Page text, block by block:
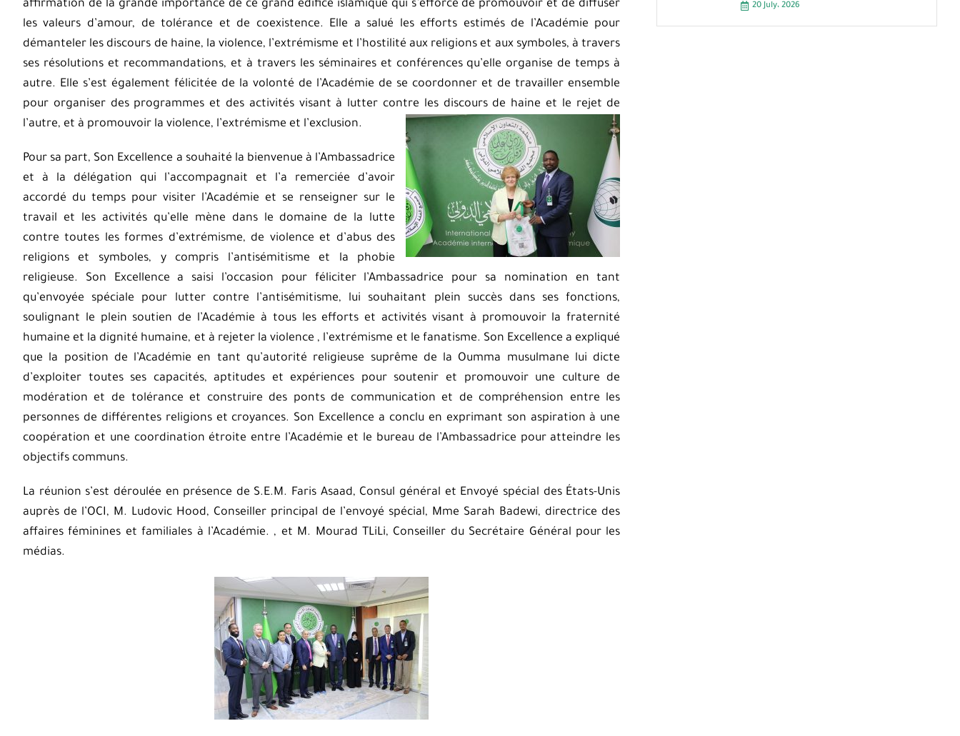
affirmation de la grande importance de ce grand édifice islamique qui s’efforce de promouvoir et de diffuser
les valeurs d’amour, de tolérance et de coexistence. Elle a salué les efforts estimés de l’Académie pour
démanteler les discours de haine, la violence, l’extrémisme et l’hostilité aux religions et aux symboles, à travers
ses résolutions et recommandations, et à travers les séminaires et conférences qu’elle organise de temps à
autre. Elle s’est également félicitée de la volonté de l’Académie de se coordonner et de travailler ensemble
pour organiser des programmes et des activités visant à lutter contre les discours de haine et le rejet de
l’autre, et à promouvoir la violence, l’extrémisme et l’exclusion.
Pour sa part, Son Excellence a souhaité la bienvenue à l’Ambassadrice
et à la délégation qui l’accompagnait et l’a remerciée d’avoir
accordé du temps pour visiter l’Académie et se renseigner sur le
travail et les activités qu’elle mène dans le domaine de la lutte
contre toutes les formes d’extrémisme, de violence et d’abus des
religions et symboles, y compris l’antisémitisme et la phobie
religieuse. Son Excellence a saisi l’occasion pour féliciter l’Ambassadrice pour sa nomination en tant
qu’envoyée spéciale pour lutter contre l’antisémitisme, lui souhaitant plein succès dans ses fonctions,
soulignant le plein soutien de l’Académie à tous les efforts et activités visant à promouvoir la fraternité
humaine et la dignité humaine, et à rejeter la violence , l’extrémisme et le fanatisme. Son Excellence a expliqué
que la position de l’Académie en tant qu’autorité religieuse suprême de la Oumma musulmane lui dicte
d’exploiter toutes ses capacités, aptitudes et expériences pour soutenir et promouvoir une culture de
modération et de tolérance et construire des ponts de communication et de compréhension entre les
personnes de différentes religions et croyances. Son Excellence a conclu en exprimant son aspiration à une
coopération et une coordination étroite entre l’Académie et le bureau de l’Ambassadrice pour atteindre les
objectifs communs.
La réunion s’est déroulée en présence de S.E.M. Faris Asaad, Consul général et Envoyé spécial des États-Unis
auprès de l’OCI, M. Ludovic Hood, Conseiller principal de l’envoyé spécial, Mme Sarah Badewi, directrice des
affaires féminines et familiales à l’Académie. , et M. Mourad TLiLi, Conseiller du Secrétaire Général pour les
médias.
20 July، 2026